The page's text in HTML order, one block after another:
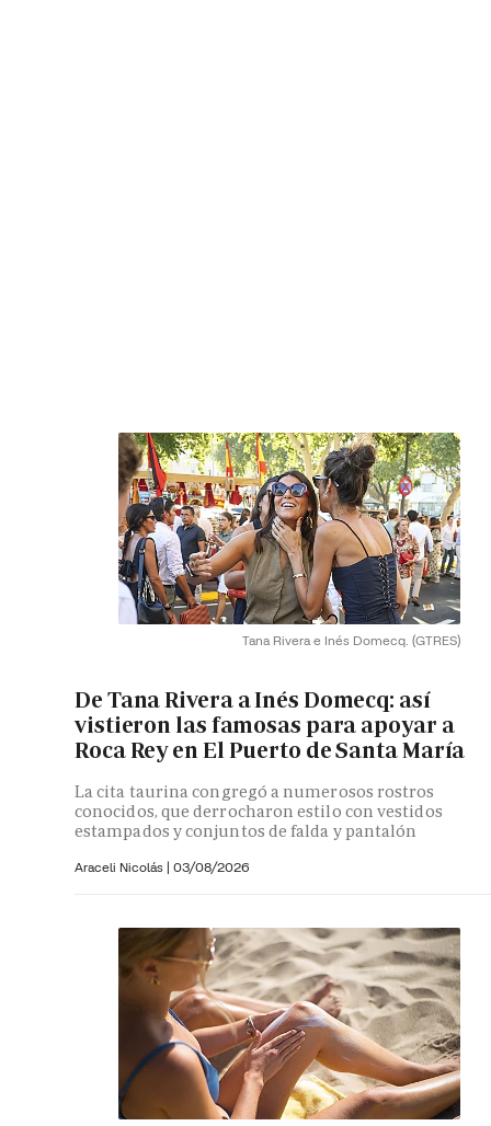
Tana Rivera e Inés Domecq. (GTRES)
De Tana Rivera a Inés Domecq: así
vistieron las famosas para apoyar a
Roca Rey en El Puerto de Santa María
La cita taurina congregó a numerosos rostros
conocidos, que derrocharon estilo con vestidos
estampados y conjuntos de falda y pantalón
Araceli Nicolás | 03/08/2026